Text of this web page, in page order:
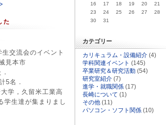
た
交流会のイベント
見本市
5名．
学，久留米工業高
学生達が集まりまし
16
17 18 19 20 21
23
24 25 26 27 28
30
31
カテゴリー
カリキュラム・設備紹介 (4)
学科関連イベント (145)
卒業研究＆研究活動 (54)
研究室紹介 (7)
進学・就職関係 (17)
長崎について (1)
その他 (11)
パソコン・ソフト関係 (10)